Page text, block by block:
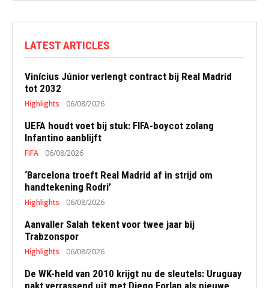
LATEST ARTICLES
Vinícius Júnior verlengt contract bij Real Madrid
tot 2032
Highlights 06/08/2026
UEFA houdt voet bij stuk: FIFA-boycot zolang
Infantino aanblijft
FIFA 06/08/2026
‘Barcelona troeft Real Madrid af in strijd om
handtekening Rodri’
Highlights 06/08/2026
Aanvaller Salah tekent voor twee jaar bij
Trabzonspor
Highlights 06/08/2026
De WK-held van 2010 krijgt nu de sleutels: Uruguay
pakt verrassend uit met Diego Forlan als nieuwe